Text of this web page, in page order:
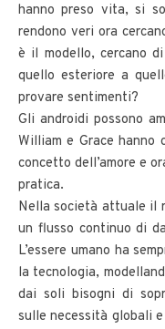
hanno preso vita, si
rendono veri ora
è il modello, cercano
quello esteriore a
provare sentimenti?
Gli androidi possono
William e Grace hanno
concetto dell’amore e
pratica.
Nella società attuale il
un flusso continuo di
L’essere umano ha
la tecnologia,
dai soli bisogni di
sulle necessità globali